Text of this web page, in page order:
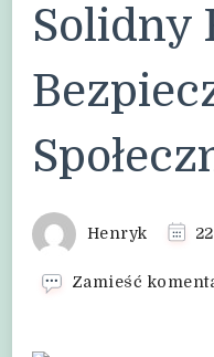
Solidny
Henryk
Zamieść